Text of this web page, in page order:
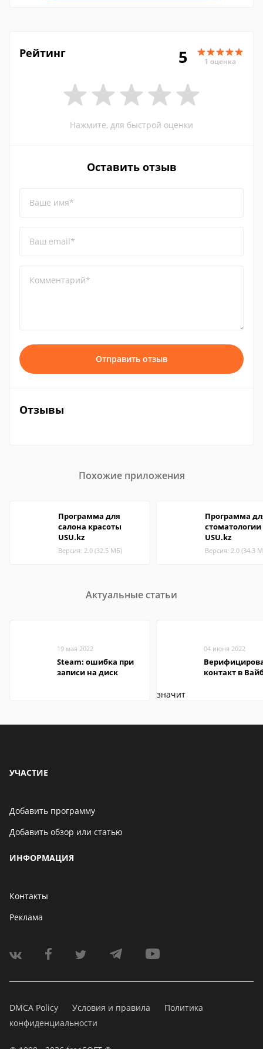
Рейтинг 5 1 оценка
Нажмите, для быстрой оценки
Оставить отзыв
Ваше имя*
Ваш email*
Комментарий*
Отправить отзыв
Отзывы
Похожие приложения
Программа для
салона красоты
USU.kz
Версия: 2.0 (32.5 МБ)
Программа
стоматологии
USU.kz
Версия: 2.0 (34.3
Актуальные статьи
19 мая 2022
Steam: ошибка при
записи на диск
04 июня 2022
контакт в
УЧАСТИЕ
Добавить программу
Добавить обзор или статью
ИНФОРМАЦИЯ
Контакты
Реклама
DMCA Policy Условия и правила
Политика
конфиденциальности